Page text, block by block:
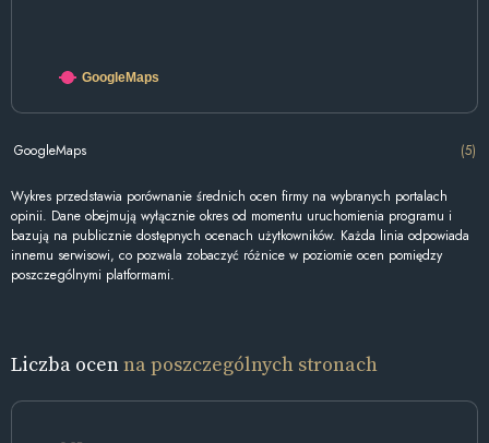
GoogleMaps
GoogleMaps (5)
Wykres przedstawia porównanie średnich ocen firmy na wybranych portalach
opinii. Dane obejmują wyłącznie okres od momentu uruchomienia programu i
bazują na publicznie dostępnych ocenach użytkowników. Każda linia odpowiada
innemu serwisowi, co pozwala zobaczyć różnice w poziomie ocen pomiędzy
poszczególnymi platformami.
Liczba ocenna poszczególnych stronach